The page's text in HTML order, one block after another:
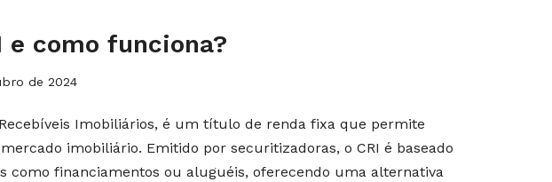
e como funciona?
de 2024
Imobiliários, é um título de renda fixa que permite
imobiliário. Emitido por securitizadoras, o CRI é baseado
como financiamentos ou aluguéis, oferecendo uma alternativa